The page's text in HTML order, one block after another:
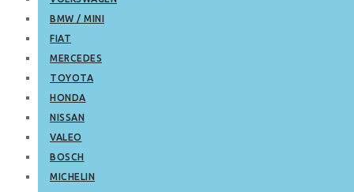
BMW / MINI
FIAT
MERCEDES
TOYOTA
HONDA
NISSAN
VALEO
BOSCH
MICHELIN